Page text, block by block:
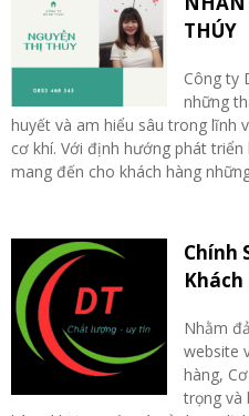
THÚY
Công ty
những
huyết và am hiểu sâu trong lĩnh
cơ khí. Với định hướng phát
mang đến cho khách hàng
Chính
Nhằm
website
hàng,
trọng và